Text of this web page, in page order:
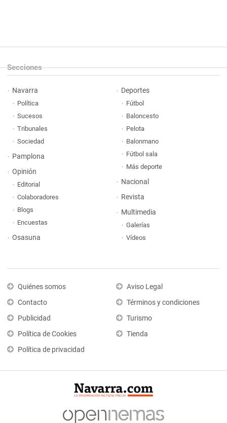
Secciones
Navarra
Política
Sucesos
Tribunales
Sociedad
Pamplona
Opinión
Editorial
Colaboradores
Blogs
Encuestas
Osasuna
Deportes
Fútbol
Baloncesto
Pelota
Balonmano
Fútbol sala
Más deporte
Nacional
Revista
Multimedia
Galerías
Vídeos
Quiénes somos
Contacto
Publicidad
Política de Cookies
Política de privacidad
Aviso Legal
Términos y condiciones
Turismo
Tienda